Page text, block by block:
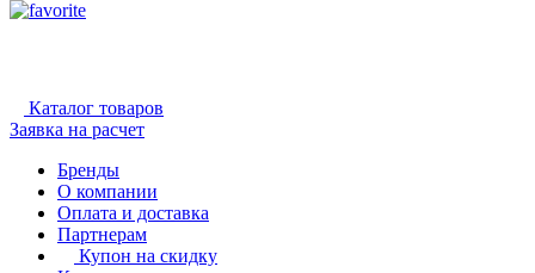
Каталог товаров
Заявка на расчет
Бренды
О компании
Оплата и доставка
Партнерам
Купон на скидку